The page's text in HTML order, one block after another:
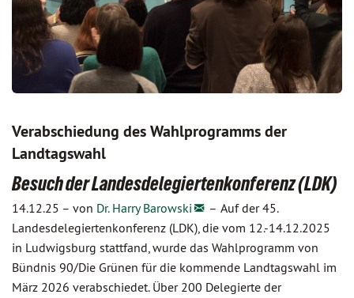
Verabschiedung des Wahlprogramms der
Landtagswahl
Besuch der Landesdelegiertenkonferenz (LDK)
14.12.25 – von Dr. Harry Barowski – Auf der 45.
Landesdelegiertenkonferenz (LDK), die vom 12.-14.12.2025
in Ludwigsburg stattfand, wurde das Wahlprogramm von
Bündnis 90/Die Grünen für die kommende Landtagswahl im
März 2026 verabschiedet. Über 200 Delegierte der